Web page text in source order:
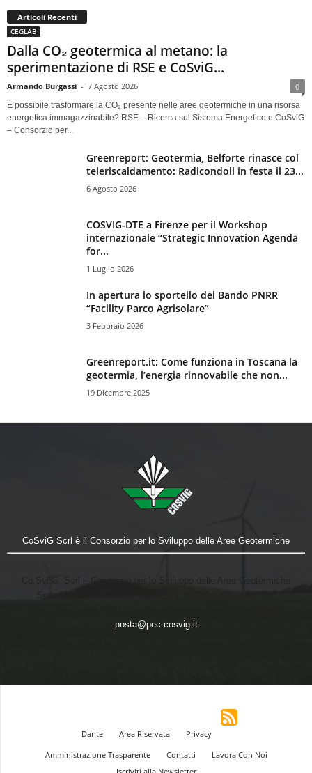
Articoli Recenti
CEGLAB
Dalla CO₂ geotermica al metano: la
sperimentazione di RSE e CoSviG...
Armando Burgassi - 7 Agosto 2026 0
È possibile trasformare la CO₂ presente nelle aree geotermiche in una risorsa
energetica immagazzinabile? RSE – Ricerca sul Sistema Energetico e CoSviG
– Consorzio per...
Greenreport: Geotermia, Belforte rinasce col
teleriscaldamento: Radicondoli in festa il 23...
6 Agosto 2026
COSVIG-DTE a Firenze per il Workshop
internazionale “Strategic Innovation Agenda
for...
1 Luglio 2026
In apertura lo sportello del Bando PNRR
“Facility Parco Agrisolare”
3 Febbraio 2026
Greenreport.it: Come funziona in Toscana la
geotermia, l’energia rinnovabile che non...
19 Dicembre 2025
CoSviG Scrl è il Consorzio per lo Sviluppo delle Aree Geotermiche
posta@pec.cosvig.it
Dante Area Riservata
Privacy
Amministrazione Trasparente
Contatti
Lavora Con Noi